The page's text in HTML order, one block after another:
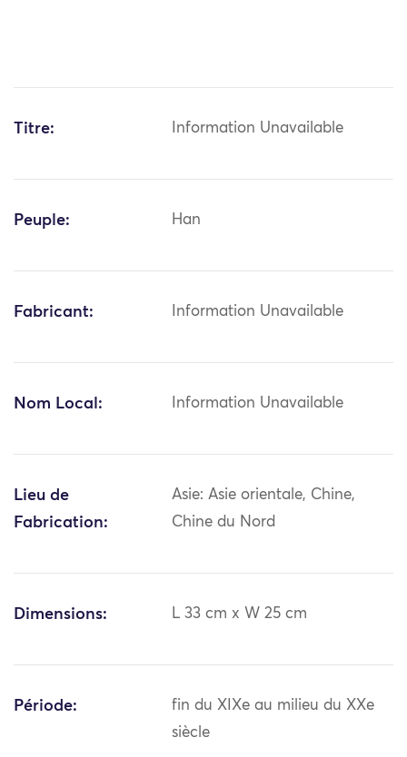
Titre: Information Unavailable
Peuple: Han
Fabricant: Information Unavailable
Nom Local: Information Unavailable
Lieu de
Fabrication:
Asie: Asie orientale, Chine,
Chine du Nord
Dimensions: L 33 cm x W 25 cm
Période:
fin du XIXe au milieu du XXe
siècle